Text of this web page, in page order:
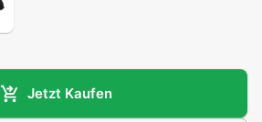
Jetzt Kaufen